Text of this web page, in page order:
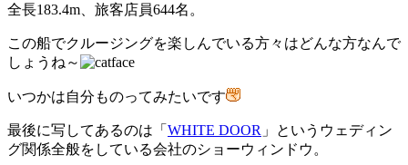
全長183.4m、旅客店員644名。
この船でクルージングを楽しんでいる方々はどんな方なんで
しょうね～
いつかは自分ものってみたいです
最後に写してあるのは「 WHITE DOOR 」というウェディン
グ関係全般をしている会社のショーウィンドウ。